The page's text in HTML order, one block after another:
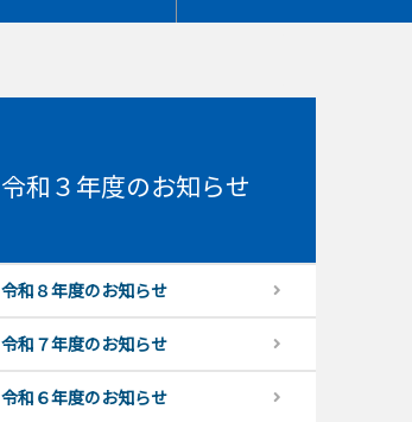
令和３年度のお知らせ
令和８年度のお知らせ
令和７年度のお知らせ
令和６年度のお知らせ